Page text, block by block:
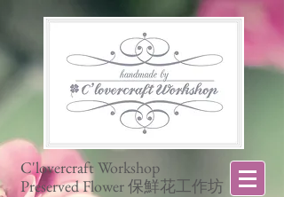
C'lovercraft Workshop
Preserved Flower 保鮮花工作坊